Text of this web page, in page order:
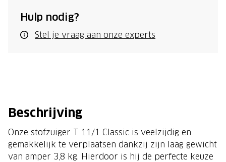
Hulp nodig?
Stel je vraag aan onze experts
Beschrijving
Onze stofzuiger T 11/1 Classic is veelzijdig en
gemakkelijk te verplaatsen dankzij zijn laag gewicht
van amper 3,8 kg. Hierdoor is hij de perfecte keuze